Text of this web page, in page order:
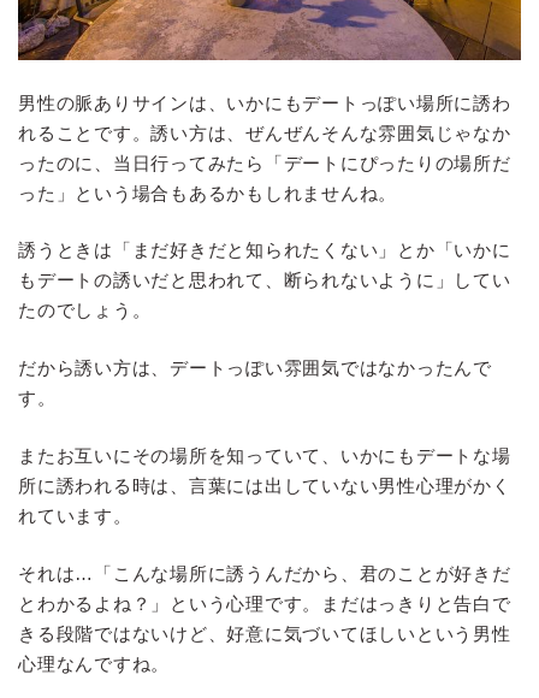
男性の脈ありサインは、いかにもデートっぽい場所に誘わ
れることです。誘い方は、ぜんぜんそんな雰囲気じゃなか
ったのに、当日行ってみたら「デートにぴったりの場所だ
った」という場合もあるかもしれませんね。
誘うときは「まだ好きだと知られたくない」とか「いかに
もデートの誘いだと思われて、断られないように」してい
たのでしょう。
だから誘い方は、デートっぽい雰囲気ではなかったんで
す。
またお互いにその場所を知っていて、いかにもデートな場
所に誘われる時は、言葉には出していない男性心理がかく
れています。
それは…「こんな場所に誘うんだから、君のことが好きだ
とわかるよね？」という心理です。まだはっきりと告白で
きる段階ではないけど、好意に気づいてほしいという男性
心理なんですね。